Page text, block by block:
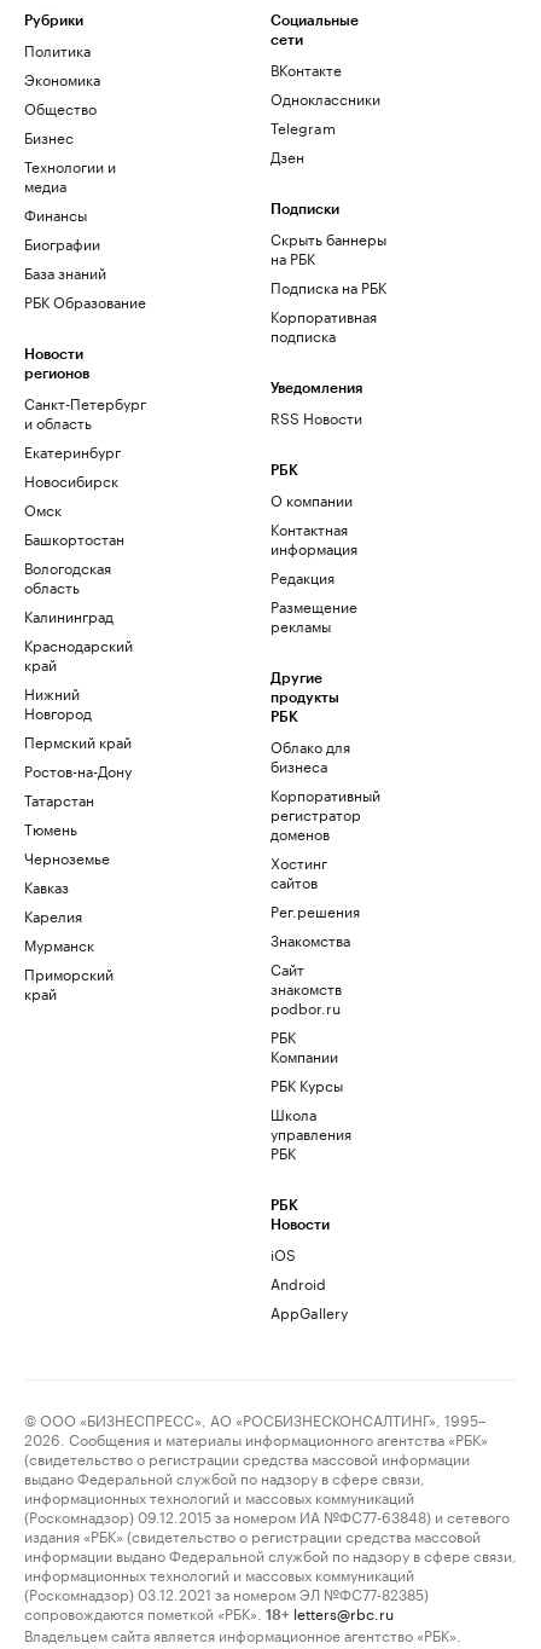
Рубрики
Политика
Экономика
Общество
Бизнес
Технологии и
медиа
Финансы
Биографии
База знаний
РБК Образование
Новости
регионов
Санкт-Петербург
и область
Екатеринбург
Новосибирск
Омск
Башкортостан
Вологодская
область
Калининград
Краснодарский
край
Нижний
Новгород
Пермский край
Ростов-на-Дону
Татарстан
Тюмень
Черноземье
Кавказ
Карелия
Мурманск
Приморский
край
Социальные
сети
ВКонтакте
Одноклассники
Telegram
Дзен
Подписки
Скрыть баннеры
на РБК
Подписка на РБК
Корпоративная
подписка
Уведомления
RSS Новости
РБК
О компании
Контактная
информация
Редакция
Размещение
рекламы
Другие
продукты
РБК
Облако для
бизнеса
Корпоративный
регистратор
доменов
Хостинг
сайтов
Рег.решения
Знакомства
Сайт
знакомств
podbor.ru
РБК
Компании
РБК Курсы
Школа
управления
РБК
РБК
Новости
iOS
Android
AppGallery
© ООО «БИЗНЕСПРЕСС», АО «РОСБИЗНЕСКОНСАЛТИНГ», 1995–
2026. Сообщения и материалы информационного агентства «РБК»
(свидетельство о регистрации средства массовой информации
выдано Федеральной службой по надзору в сфере связи,
информационных технологий и массовых коммуникаций
(Роскомнадзор) 09.12.2015 за номером ИА №ФС77-63848) и сетевого
издания «РБК» (свидетельство о регистрации средства массовой
информации выдано Федеральной службой по надзору в сфере связи,
информационных технологий и массовых коммуникаций
(Роскомнадзор) 03.12.2021 за номером ЭЛ №ФС77-82385)
сопровождаются пометкой «РБК».
18+ letters@rbc.ru
Владельцем сайта является информационное агентство «РБК».